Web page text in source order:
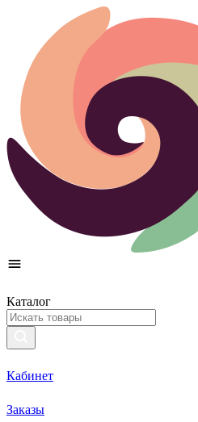
Каталог
Кабинет
Заказы